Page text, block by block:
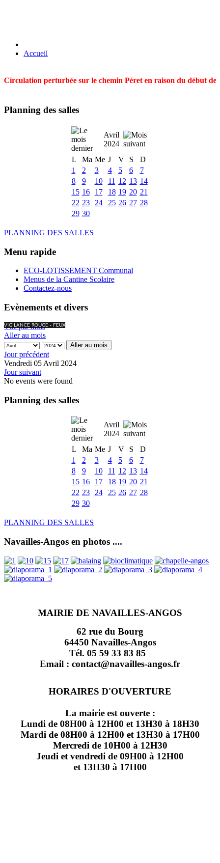
Accueil
Circulation perturbée sur le chemin Péret en raison du début
Planning des salles
Avril
2024
L
Ma Me J V S
D
1
2 3 4 5 6
7
8
9 10 11 12 13 14
15 16 17 18 19 20 21
22 23 24 25 26 27 28
29 30
PLANNING DES SALLES
Menu rapide
ECO-LOTISSEMENT Communal
Menus de la Cantine Scolaire
Contactez-nous
Evènements et divers
VIGILANCE ROUGE - FEUX
Vue par mois
Aller au mois
Aller au mois
Jour précédent
Vendredi 05 Avril 2024
Jour suivant
No events were found
Planning des salles
Avril
2024
L
Ma Me J V S
D
1
2 3 4 5 6
7
8
9 10 11 12 13 14
15 16 17 18 19 20 21
22 23 24 25 26 27 28
29 30
PLANNING DES SALLES
Navailles-Angos en photos ....
MAIRIE DE NAVAILLES-ANGOS
62 rue du Bourg
64450 Navailles-Angos
Tél. 05 59 33 83 85
Email : contact@navailles-angos.fr
HORAIRES D'OUVERTURE
La mairie est ouverte :
Lundi de 08H00 à 12H00 et 13H30 à 18H30
Mardi de 08H00 à 12H00 et 13H30 à 17H00
Mercredi de 10H00 à 12H30
Jeudi et vendredi de 09H00 à 12H00
et 13H30 à 17H00